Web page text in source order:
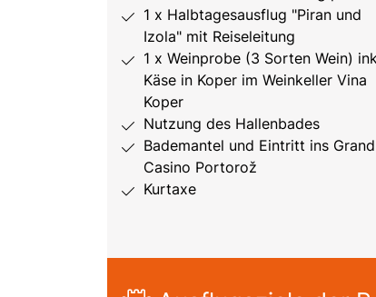
1 x Halbtagesausflug "Piran und
Izola" mit Reiseleitung
1 x Weinprobe (3 Sorten Wein)
Käse in Koper im Weinkeller Vina
Koper
Nutzung des Hallenbades
Bademantel und Eintritt ins Grand
Casino Portorož
Kurtaxe